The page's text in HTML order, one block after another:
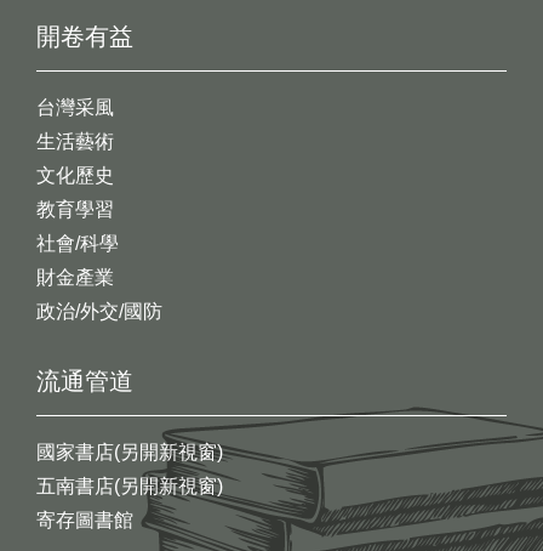
開卷有益
台灣采風
生活藝術
文化歷史
教育學習
社會/科學
財金產業
政治/外交/國防
流通管道
國家書店(另開新視窗)
五南書店(另開新視窗)
寄存圖書館